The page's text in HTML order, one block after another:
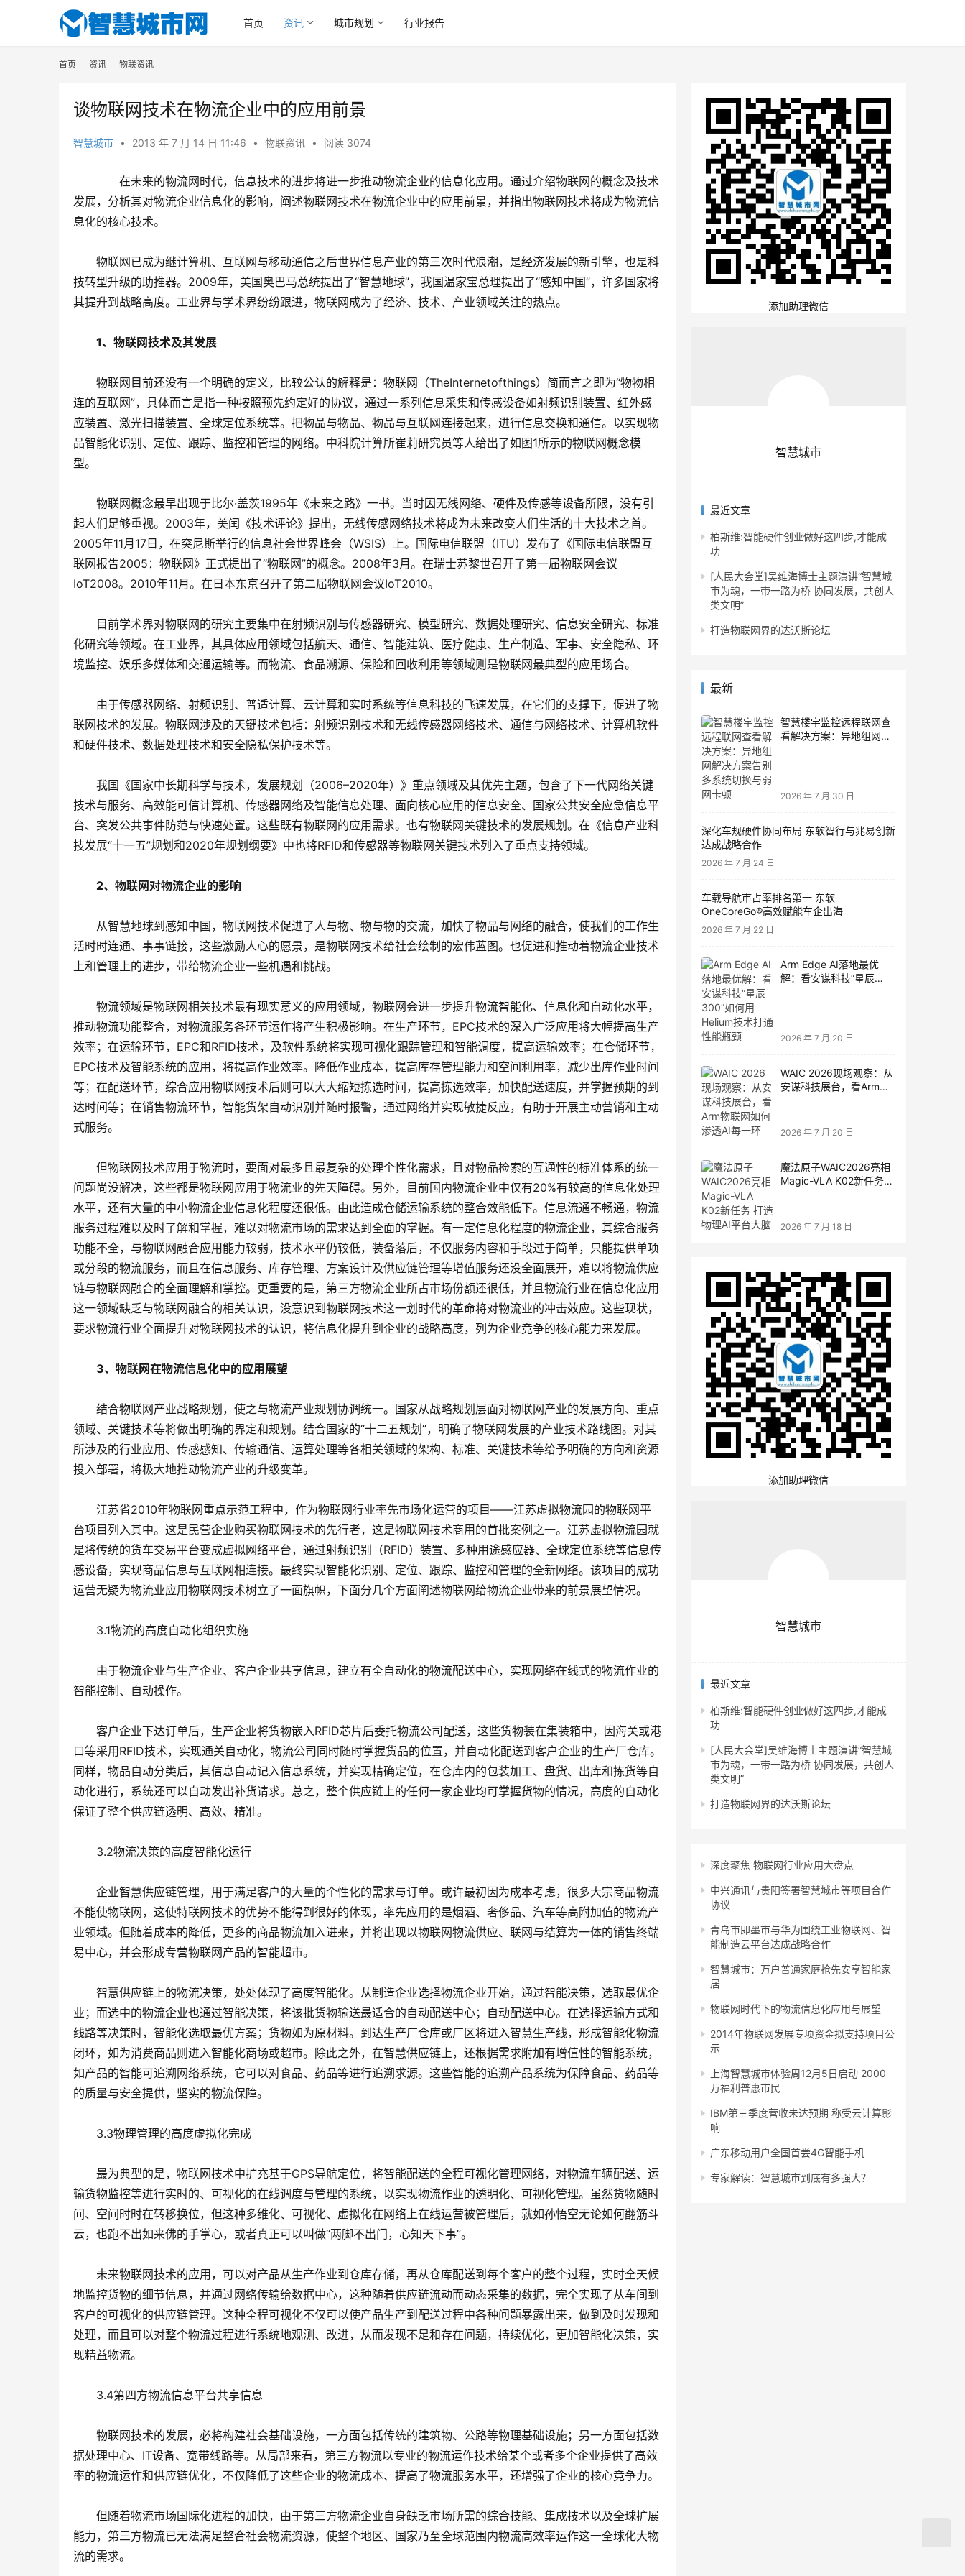
首页 资讯 城市规划 行业报告
首页 资讯 物联资讯
谈物联网技术在物流企业中的应用前景
智慧城市 • 2013 年 7 月 14 日 11:46 • 物联资讯 • 阅读 3074
在未来的物流网时代，信息技术的进步将进一步推动物流企业的信息化应用。通过介绍物联网的概念及技术
发展，分析其对物流企业信息化的影响，阐述物联网技术在物流企业中的应用前景，并指出物联网技术将成为物流信
息化的核心技术。
物联网已成为继计算机、互联网与移动通信之后世界信息产业的第三次时代浪潮，是经济发展的新引擎，也是科
技转型升级的助推器。2009年，美国奥巴马总统提出了“智慧地球”，我国温家宝总理提出了“感知中国”，许多国家将
其提升到战略高度。工业界与学术界纷纷跟进，物联网成为了经济、技术、产业领域关注的热点。
1、物联网技术及其发展
物联网目前还没有一个明确的定义，比较公认的解释是：物联网（TheInternetofthings）简而言之即为“物物相
连的互联网”，具体而言是指一种按照预先约定好的协议，通过一系列信息采集和传感设备如射频识别装置、红外感
应装置、激光扫描装置、全球定位系统等。把物品与物品、物品与互联网连接起来，进行信息交换和通信。以实现物
品智能化识别、定位、跟踪、监控和管理的网络。中科院计算所崔莉研究员等人给出了如图1所示的物联网概念模
型。
物联网概念最早出现于比尔·盖茨1995年《未来之路》一书。当时因无线网络、硬件及传感等设备所限，没有引
起人们足够重视。2003年，美闰《技术评论》提出，无线传感网络技术将成为未来改变人们生活的十大技术之首。
2005年11月17日，在突尼斯举行的信息社会世界峰会（WSIS）上。国际电信联盟（ITU）发布了《国际电信联盟互
联网报告2005：物联网》正式提出了“物联网”的概念。2008年3月。在瑞士苏黎世召开了第一届物联网会议
IoT2008。2010年11月。在日本东京召开了第二届物联网会议IoT2010。
目前学术界对物联网的研究主要集中在射频识别与传感器研究、模型研究、数据处理研究、信息安全研究、标准
化研究等领域。在工业界，其具体应用领域包括航天、通信、智能建筑、医疗健康、生产制造、军事、安全隐私、环
境监控、娱乐多媒体和交通运输等。而物流、食品溯源、保险和回收利用等领域则是物联网最典型的应用场合。
由于传感器网络、射频识别、普适计算、云计算和实时系统等信息科技的飞速发展，在它们的支撑下，促进了物
联网技术的发展。物联网涉及的天键技术包括：射频识别技术和无线传感器网络技术、通信与网络技术、计算机软件
和硬件技术、数据处理技术和安全隐私保护技术等。
我国《国家中长期科学与技术，发展规划（2006–2020年）》重点领域及其优先主题，包含了下一代网络关键
技术与服务、高效能可信计算机、传感器网络及智能信息处理、面向核心应用的信息安全、国家公共安全应急信息平
台、突发公共事件防范与快速处置。这些既有物联网的应用需求。也有物联网关键技术的发展规划。在《信息产业科
技发展“十一五”规划和2020年规划纲要》中也将RFID和传感器等物联网关键技术列入了重点支持领域。
2、物联网对物流企业的影响
从智慧地球到感知中国，物联网技术促进了人与物、物与物的交流，加快了物品与网络的融合，使我们的工作生
活时时连通、事事链接，这些激励人心的愿景，是物联网技术给社会绘制的宏伟蓝图。也促进和推动着物流企业技术
上和管理上的进步，带给物流企业一些机遇和挑战。
物流领域是物联网相关技术最有现实意义的应用领域，物联网会进一步提升物流智能化、信息化和自动化水平，
推动物流功能整合，对物流服务各环节运作将产生积极影响。在生产环节，EPC技术的深入广泛应用将大幅提高生产
效率；在运输环节，EPC和RFID技术，及软件系统将实现可视化跟踪管理和智能调度，提高运输效率；在仓储环节，
EPC技术及智能系统的应用，将提高作业效率。降低作业成本，提高库存管理能力和空间利用率，减少出库作业时间
等；在配送环节，综合应用物联网技术后则可以大大缩短拣选时间，提高拣选效率，加快配送速度，并掌握预期的到
达时间等；在销售物流环节，智能货架自动识别并随时报警，通过网络并实现敏捷反应，有助于开展主动营销和主动
式服务。
但物联网技术应用于物流时，要面对最多且最复杂的处理个性化需求，且对物品检索的互通性的标准体系的统一
问题尚没解决，这些都是物联网应用于物流业的先天障碍。另外，目前国内物流企业中仅有20%有较高的信息化处理
水平，还有大量的中小物流企业信息化程度还很低。由此造成仓储运输系统的整合效能低下。信息流通不畅通，物流
服务过程难以及时了解和掌握，难以对物流市场的需求达到全面的掌握。有一定信息化程度的物流企业，其综合服务
功能不全，与物联网融合应用能力较弱，技术水平仍较低，装备落后，不仅服务内容和手段过于简单，只能提供单项
或分段的物流服务，而且在信息服务、库存管理、方案设计及供应链管理等增值服务还没全面展开，难以将物流供应
链与物联网融合的全面理解和掌控。更重要的是，第三方物流企业所占市场份额还很低，并且物流行业在信息化应用
这一领域缺乏与物联网融合的相关认识，没意识到物联网技术这一划时代的革命将对物流业的冲击效应。这些现状，
要求物流行业全面提升对物联网技术的认识，将信息化提升到企业的战略高度，列为企业竞争的核心能力来发展。
3、物联网在物流信息化中的应用展望
结合物联网产业战略规划，使之与物流产业规划协调统一。国家从战略规划层面对物联网产业的发展方向、重点
领域、关键技术等将做出明确的界定和规划。结合国家的“十二五规划”，明确了物联网发展的产业技术路线图。对其
所涉及的行业应用、传感感知、传输通信、运算处理等各相关领域的架构、标准、关键技术等给予明确的方向和资源
投入部署，将极大地推动物流产业的升级变革。
江苏省2010年物联网重点示范工程中，作为物联网行业率先市场化运营的项目——江苏虚拟物流园的物联网平
台项目列入其中。这是民营企业购买物联网技术的先行者，这是物联网技术商用的首批案例之一。江苏虚拟物流园就
是将传统的货车交易平台变成虚拟网络平台，通过射频识别（RFID）装置、多种用途感应器、全球定位系统等信息传
感设备，实现商品信息与互联网相连接。最终实现智能化识别、定位、跟踪、监控和管理的全新网络。该项目的成功
运营无疑为物流业应用物联网技术树立了一面旗帜，下面分几个方面阐述物联网给物流企业带来的前景展望情况。
3.1物流的高度自动化组织实施
由于物流企业与生产企业、客户企业共享信息，建立有全自动化的物流配送中心，实现网络在线式的物流作业的
智能控制、自动操作。
客户企业下达订单后，生产企业将货物嵌入RFID芯片后委托物流公司配送，这些货物装在集装箱中，因海关或港
口等采用RFID技术，实现通关自动化，物流公司同时随时掌握货品的位置，并自动化配送到客户企业的生产厂仓库。
同样，物品自动分类后，其信息自动记入信息系统，并实现精确定位，在仓库内的包装加工、盘货、出库和拣货等自
动化进行，系统还可以自动发出补货请求。总之，整个供应链上的任何一家企业均可掌握货物的情况，高度的自动化
保证了整个供应链透明、高效、精准。
3.2物流决策的高度智能化运行
企业智慧供应链管理，用于满足客户的大量的个性化的需求与订单。或许最初因为成本考虑，很多大宗商品物流
不能使物联网，这使特联网技术的优势不能得到很好的体现，率先应用的是烟酒、奢侈品、汽车等高附加值的物流产
业领域。但随着成本的降低，更多的商品物流加入进来，并将出现以物联网物流供应、联网与结算为一体的销售终端
易中心，并会形成专营物联网产品的智能超市。
智慧供应链上的物流决策，处处体现了高度智能化。从制造企业选择物流企业开始，通过智能决策，选取最优企
业；而选中的物流企业也通过智能决策，将该批货物输送最适合的自动配送中心；自动配送中心。在选择运输方式和
线路等决策时，智能化选取最优方案；货物如为原材料。到达生产厂仓库或厂区将进入智慧生产线，形成智能化物流
闭环，如为消费商品则进入智能化商场或超市。除此之外，在智慧供应链上，还根据需求附加有增值性的智能系统，
如产品的智能可追溯网络系统，它可以对食品、药品等进行追溯求源。这些智能的追溯产品系统为保障食品、药品等
的质量与安全提供，坚实的物流保障。
3.3物理管理的高度虚拟化完成
最为典型的是，物联网技术中扩充基于GPS导航定位，将智能配送的全程可视化管理网络，对物流车辆配送、运
输货物监控等进行实时的、可视化的在线调度与管理的系统，以实现物流作业的透明化、可视化管理。虽然货物随时
间、空间时时在转移换位，但这种多维化、可视化、虚拟化在网络上在线运营被管理后，就如孙悟空无论如何翻筋斗
云，也跑不出如来佛的手掌心，或者真正可以叫做“两脚不出门，心知天下事”。
未来物联网技术的应用，可以对产品从生产作业到仓库存储，再从仓库配送到每个客户的整个过程，实时全天候
地监控货物的细节信息，并通过网络传输给数据中心，这种随着供应链流动而动态采集的数据，完全实现了从车间到
客户的可视化的供应链管理。这种全程可视化不仅可以使产品生产到配送过程中各种问题暴露出来，做到及时发现和
处理，而且可以对整个物流过程进行系统地观测、改进，从而发现不足和存在问题，持续优化，更加智能化决策，实
现精益物流。
3.4第四方物流信息平台共享信息
物联网技术的发展，必将构建社会基础设施，一方面包括传统的建筑物、公路等物理基础设施；另一方面包括数
据处理中心、IT设备、宽带线路等。从局部来看，第三方物流以专业的物流运作技术给某个或者多个企业提供了高效
率的物流运作和供应链优化，不仅降低了这些企业的物流成本、提高了物流服务水平，还增强了企业的核心竞争力。
但随着物流市场国际化进程的加快，由于第三方物流企业自身缺乏市场所需的综合技能、集成技术以及全球扩展
能力，第三方物流已无法满足整合社会物流资源，使整个地区、国家乃至全球范围内物流高效率运作这一全球化大物
流的需求。
添加助理微信
智慧城市
最近文章
柏斯维:智能硬件创业做好这四步,才能成
功
[人民大会堂]吴维海博士主题演讲“智慧城
市为魂，一带一路为桥 协同发展，共创人
类文明”
打造物联网界的达沃斯论坛
最新
智慧楼宇监控远程联网查
看解决方案：异地组网解
2026 年 7 月 30 日
深化车规硬件协同布局 东软智行与兆易创新
达成战略合作
2026 年 7 月 24 日
车载导航市占率排名第一 东软
OneCoreGo®高效赋能车企出海
2026 年 7 月 22 日
Arm Edge AI落地最优
解：看安谋科技“星辰
2026 年 7 月 20 日
WAIC 2026现场观察：从
安谋科技展台，看Arm物
2026 年 7 月 20 日
魔法原子WAIC2026亮相
Magic-VLA K02新任务
2026 年 7 月 18 日
添加助理微信
智慧城市
最近文章
柏斯维:智能硬件创业做好这四步,才能成
功
[人民大会堂]吴维海博士主题演讲“智慧城
市为魂，一带一路为桥 协同发展，共创人
类文明”
打造物联网界的达沃斯论坛
深度聚焦 物联网行业应用大盘点
中兴通讯与贵阳签署智慧城市等项目合作
协议
青岛市即墨市与华为围绕工业物联网、智
能制造云平台达成战略合作
智慧城市：万户普通家庭抢先安享智能家
居
物联网时代下的物流信息化应用与展望
2014年物联网发展专项资金拟支持项目公
示
上海智慧城市体验周12月5日启动 2000
万福利普惠市民
IBM第三季度营收未达预期 称受云计算影
响
广东移动用户全国首尝4G智能手机
专家解读：智慧城市到底有多强大？